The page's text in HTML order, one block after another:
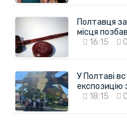
Полтавця
місця
16:15
У Полтаві
експозицію
18:15